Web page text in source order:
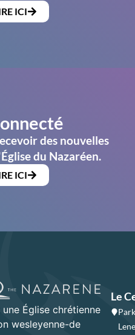
ICI
des nouvelles
du Nazaréen.
ICI
une Église chrétienne
wesleyenne-de
Le